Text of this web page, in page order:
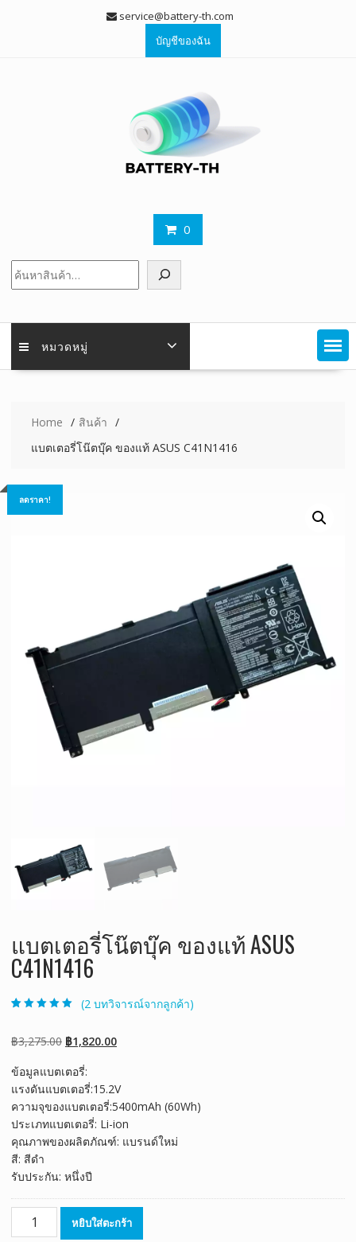
service@battery-th.com
บัญชีของฉัน
0
หมวดหมู่
Home
สินค้า
แบตเตอรี่โน๊ตบุ๊ค ของแท้ ASUS C41N1416
ลดราคา!
แบตเตอรี่โน๊ตบุ๊ค ของแท้ ASUS
C41N1416
เต็มบนการให้
คะแนนของ
(2 บทวิจารณ์จากลูกค้า)
฿3,275.00 Original
was:
฿3,275.00.
฿1,820.00Current
฿1,820.00.
ข้อมูลแบตเตอรี่:
แรงดันแบตเตอรี่:15.2V
ความจุของแบตเตอรี่:5400mAh (60Wh)
ประเภทแบตเตอรี่: Li-ion
คุณภาพของผลิตภัณฑ์: แบรนด์ใหม่
สี: สีดำ
รับประกัน: หนึ่งปี
จำนวน
หยิบใส่ตะกร้า